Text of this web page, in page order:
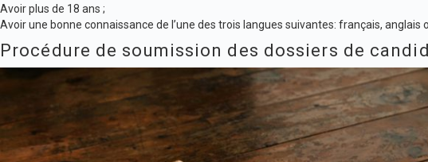
Avoir plus de 18 ans ;
Avoir une bonne connaissance de l’une des trois langues suivantes: français, anglais
Procédure de soumission des dossiers de